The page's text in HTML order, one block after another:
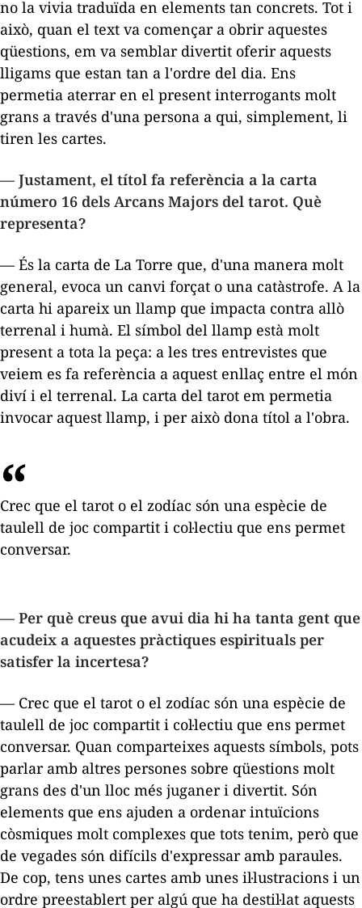
no la vivia traduïda en elements tan concrets. Tot i
això, quan el text va començar a obrir aquestes
qüestions, em va semblar divertit oferir aquests
lligams que estan tan a l'ordre del dia. Ens
permetia aterrar en el present interrogants molt
grans a través d'una persona a qui, simplement, li
tiren les cartes.
— Justament, el títol fa referència a la carta
número 16 dels Arcans Majors del tarot. Què
representa?
— És la carta de La Torre que, d'una manera molt
general, evoca un canvi forçat o una catàstrofe. A la
carta hi apareix un llamp que impacta contra allò
terrenal i humà. El símbol del llamp està molt
present a tota la peça: a les tres entrevistes que
veiem es fa referència a aquest enllaç entre el món
diví i el terrenal. La carta del tarot em permetia
invocar aquest llamp, i per això dona títol a l'obra.
Crec que el tarot o el zodíac són una espècie de
taulell de joc compartit i col·lectiu que ens permet
conversar.
— Per què creus que avui dia hi ha tanta gent que
acudeix a aquestes pràctiques espirituals per
satisfer la incertesa?
— Crec que el tarot o el zodíac són una espècie de
taulell de joc compartit i col·lectiu que ens permet
conversar. Quan comparteixes aquests símbols, pots
parlar amb altres persones sobre qüestions molt
grans des d'un lloc més juganer i divertit. Són
elements que ens ajuden a ordenar intuïcions
còsmiques molt complexes que tots tenim, però que
de vegades són difícils d'expressar amb paraules.
De cop, tens unes cartes amb unes il·lustracions i un
ordre preestablert per algú que ha destil·lat aquests